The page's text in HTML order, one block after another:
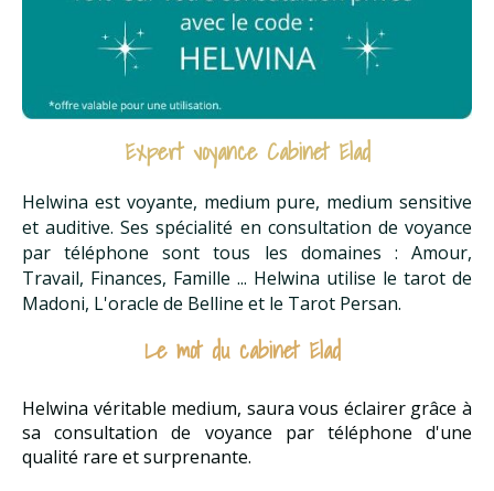
Expert voyance Cabinet Elad
Helwina est voyante, medium pure, medium sensitive
et auditive. Ses spécialité en consultation de voyance
par téléphone sont tous les domaines : Amour,
Travail, Finances, Famille ... Helwina utilise le tarot de
Madoni, L'oracle de Belline et le Tarot Persan.
Le mot du cabinet Elad
Helwina véritable medium, saura vous éclairer grâce à
sa consultation de voyance par téléphone d'une
qualité rare et surprenante.